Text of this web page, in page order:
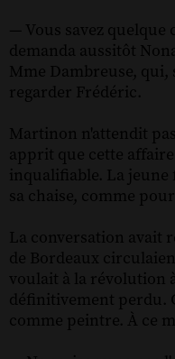
— Vous savez quelque
demanda aussitôt
Mme Dambreuse, qui,
regarder Frédéric.
Martinon n'attendit
apprit que cette
inqualifiable. La jeune
sa chaise, comme
La conversation avait
de Bordeaux
voulait à la révolution
définitivement perdu.
comme peintre. À ce